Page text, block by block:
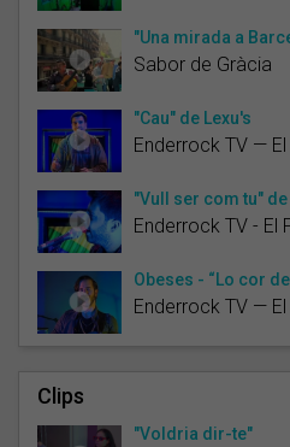
"Una mirada a
Sabor de Gràcia
"Cau" de Lexu's
Enderrock TV — El
"Vull ser com tu"
Enderrock TV - El
Obeses - “Lo cor
Enderrock TV — El
Clips
"Voldria dir-te"